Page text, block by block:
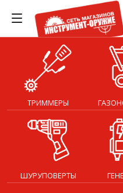
ТРИММЕРЫ
ШУРУПОВЕРТЫ